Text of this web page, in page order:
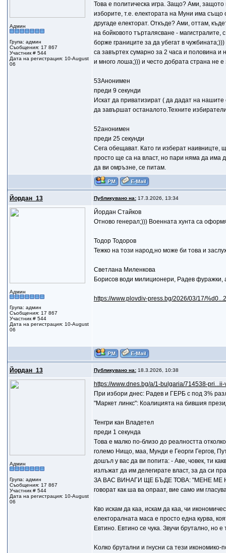
Админ
Група: админ
Съобщения: 17 867
Участник # 544
Дата на регистрация: 10-August
06
Това е политическа игра. Защо? Ами, защото
изборите, т.е. електората на Муни има също
другаде електорат. Откъде? Ами, оттам,
на бойковото търталясване - магистралите,
борже границите за да убегат в
са завъртех сумарно за 2 часа и половина и
и много лоша;))) и често добрата страна не е
53Анонимен
преди 9 секунди
Искат да приватизират ( да дадат на
да завършат останалото.Техните
52анонимен
преди 25 секунди
Сега обещават. Като ги изберат наивницте,
просто ще са на власт, но пари няма да има
да ви омръзне, се питам.
Йордан_13 Публикувано на:17.3.2026, 13:34
Админ
Група: админ
Съобщения: 17 867
Участник # 544
Дата на регистрация: 10-August
06
Йордан Стайков
Отново генерал;))) Военната хунта са
Тодор Тодоров
Тежко на този народ,но може би това и
Светлана Миленкова
Борисов води милиционери, Радев фуражки,
https://www.plovdiv-press.bg/2026/03/17/
Йордан_13 Публикувано на:18.3.2026, 10:38
Админ
Група: админ
Съобщения: 17 867
Участник # 544
Дата на регистрация: 10-August
06
https://www.dnes.bg/a/1-bulgaria/714538-
При избори днес: Радев и ГЕРБ с под 3%
"Маркет линкс": Коалицията на бившия
Тенгри кан Владетел
преди 1 секунда
Tова е малко по-близо до реалността
големо Нищо, маа, Мунди е Георги Гергов,
дошъл у вас да ви попита: - Аве, човек, ти
излъжат да им делегирате власт, за да си
ЗА ВАС ВИНАГИ ЩЕ БЪДЕ ТОВА: "МЕНЕ МЕ
говорат как ша ва опраат, вие само им
Кво искам да каа, искам да каа, чи
електоралната маса е просто една курва,
Евтино. Евтино се чука. Звучи брутално, но е
Koлко брутални и гнусни са тези